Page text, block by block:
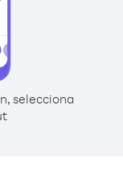
selecciona